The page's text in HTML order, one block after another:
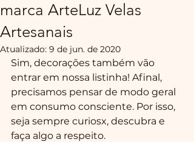
marca ArteLuz Velas
Artesanais
Atualizado: 9 de jun. de 2020
Sim, decorações também vão
entrar em nossa listinha! Afinal,
precisamos pensar de modo geral
em consumo consciente. Por isso,
seja sempre curiosx, descubra e
faça algo a respeito.